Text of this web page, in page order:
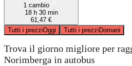
1 cambio
18 h 30 min
61,47 €
Tutti i prezziOggi Tutti i prezziDomani
Trova il giorno migliore per
Norimberga in autobus